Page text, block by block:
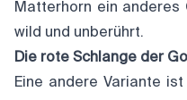
Matterhorn ein anderes
wild und unberührt.
Die rote Schlange der
Eine andere Variante ist